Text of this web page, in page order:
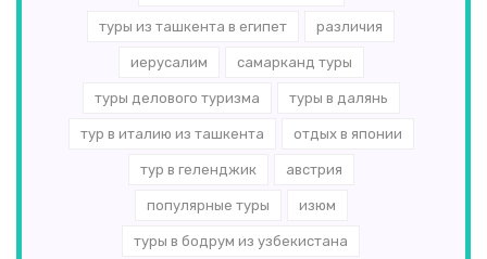
туры из ташкента в египет различия
иерусалим самарканд туры
туры делового туризма туры в далянь
тур в италию из ташкента отдых в японии
тур в геленджик австрия
популярные туры изюм
туры в бодрум из узбекистана